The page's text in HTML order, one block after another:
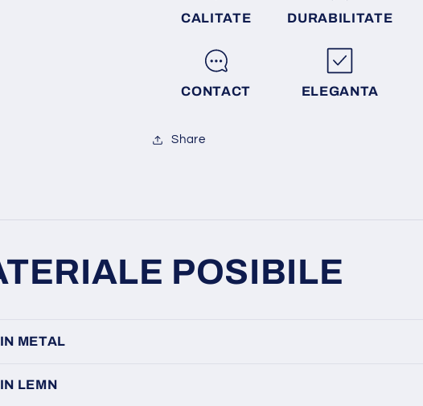
CALITATE DURABILITATE
CONTACT ELEGANTA
Share
POSIBILE
METAL
LEMN